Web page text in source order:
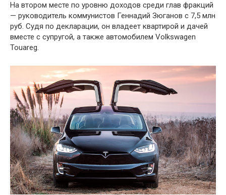
На втором месте по уровню доходов среди глав фракций
— руководитель коммунистов Геннадий Зюганов с 7,5 млн
руб. Судя по декларации, он владеет квартирой и дачей
вместе с супругой, а также автомобилем Volkswagen
Touareg.